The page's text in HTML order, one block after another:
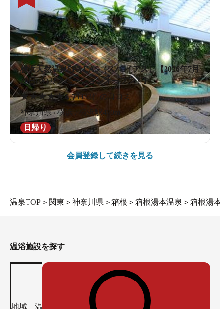
横浜天然温泉SPA EAS（スパ イアス）【2026年7月
28日(火)リノベーションオープン！】
★★★★★4.71433件の口コミ
神奈川県 / 横浜 / 横浜駅470m
日帰り
会員登録して続きを見る
温泉TOP ＞ 関東 ＞ 神奈川県 ＞ 箱根 ＞ 箱根湯本温泉 ＞ 箱根湯
温浴施設を探す